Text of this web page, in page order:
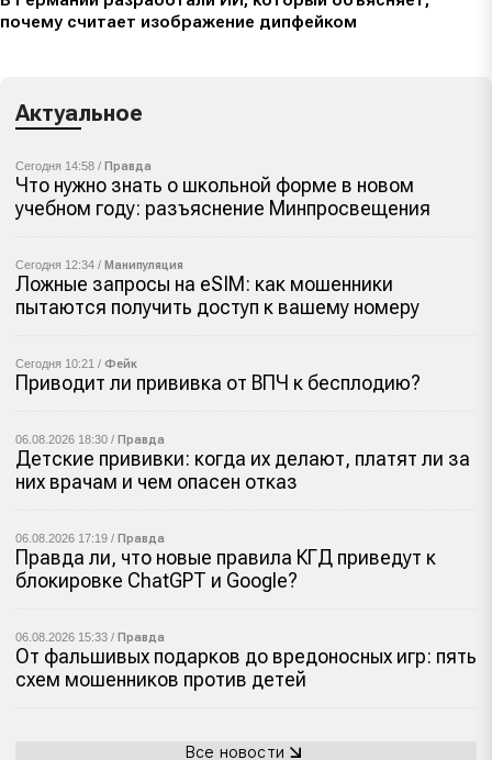
почему считает изображение дипфейком
Актуальное
Сегодня 14:58 / Правда
Что нужно знать о школьной форме в новом
учебном году: разъяснение Минпросвещения
Сегодня 12:34 / Манипуляция
Ложные запросы на eSIM: как мошенники
пытаются получить доступ к вашему номеру
Сегодня 10:21 / Фейк
Приводит ли прививка от ВПЧ к бесплодию?
06.08.2026 18:30 / Правда
Детские прививки: когда их делают, платят ли за
них врачам и чем опасен отказ
06.08.2026 17:19 / Правда
Правда ли, что новые правила КГД приведут к
блокировке ChatGPT и Google?
06.08.2026 15:33 / Правда
От фальшивых подарков до вредоносных игр: пять
схем мошенников против детей
Все новости